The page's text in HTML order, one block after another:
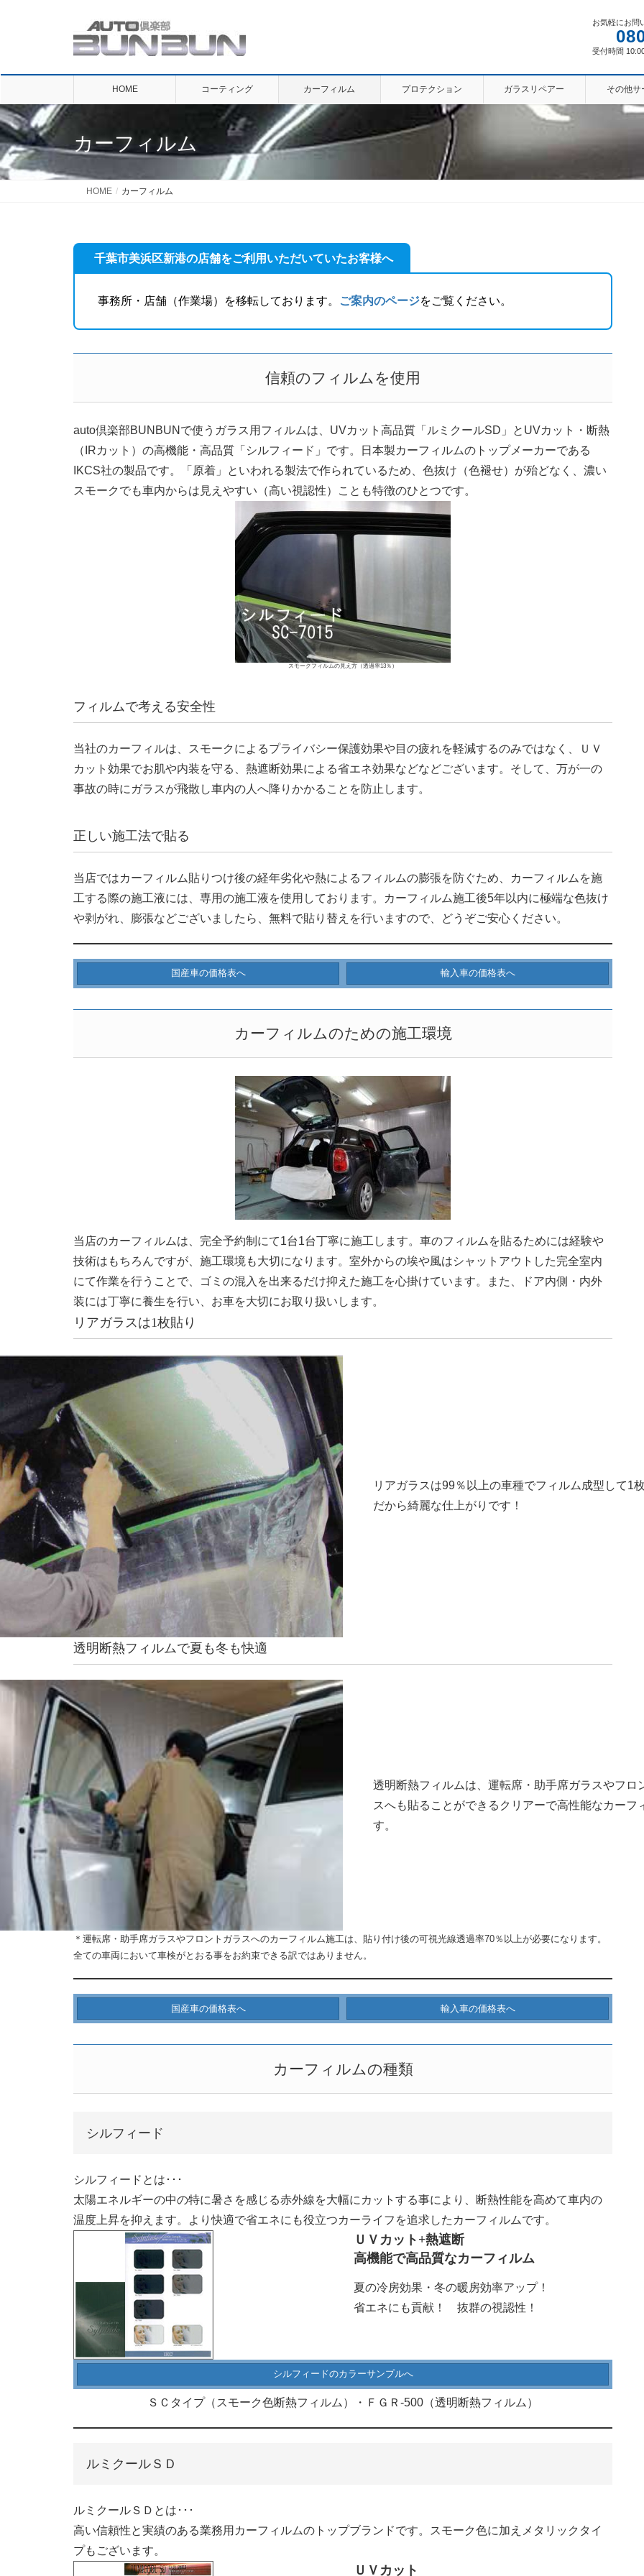
お気軽にお問
受付時間
HOME コーティング カーフィルム プロテクション ガラスリペアー その他サ
カーフィルム
HOME カーフィルム
千葉市美浜区新港の店舗をご利用いただいていたお客様へ
事務所・店舗（作業場）を移転しております。 ご案内のページをご覧ください。
信頼のフィルムを使用
auto倶楽部BUNBUNで使うガラス用フィルムは、UVカット高品質「ルミクールSD」とUVカット・断熱
（IRカット）の高機能・高品質「シルフィード」です。日本製カーフィルムのトップメーカーである
IKCS社の製品です。「原着」といわれる製法で作られているため、色抜け（色褪せ）が殆どなく、濃い
スモークでも車内からは見えやすい（高い視認性）ことも特徴のひとつです。
スモークフィルムの見え方（透過率13％）
フィルムで考える安全性
当社のカーフィルは、スモークによるプライバシー保護効果や目の疲れを軽減するのみではなく、ＵＶ
カット効果でお肌や内装を守る、熱遮断効果による省エネ効果などなどございます。そして、万が一の
事故の時にガラスが飛散し車内の人へ降りかかることを防止します。
正しい施工法で貼る
当店ではカーフィルム貼りつけ後の経年劣化や熱によるフィルムの膨張を防ぐため、カーフィルムを施
工する際の施工液には、専用の施工液を使用しております。カーフィルム施工後5年以内に極端な色抜け
や剥がれ、膨張などございましたら、無料で貼り替えを行いますので、どうぞご安心ください。
国産車の価格表へ 輸入車の価格表へ
カーフィルムのための施工環境
当店のカーフィルムは、完全予約制にて1台1台丁寧に施工します。車のフィルムを貼るためには経験や
技術はもちろんですが、施工環境も大切になります。室外からの埃や風はシャットアウトした完全室内
にて作業を行うことで、ゴミの混入を出来るだけ抑えた施工を心掛けています。また、ドア内側・内外
装には丁寧に養生を行い、お車を大切にお取り扱いします。
リアガラスは1枚貼り
リアガラスは99％以上の車種でフィルム成型して1
だから綺麗な仕上がりです！
透明断熱フィルムで夏も冬も快適
透明断熱フィルムは、運転席・助手席ガラスやフロ
スへも貼ることができるクリアーで高性能なカーフ
す。
＊運転席・助手席ガラスやフロントガラスへのカーフィルム施工は、貼り付け後の可視光線透過率70％以上が必要になります。
全ての車両において車検がとおる事をお約束できる訳ではありません。
国産車の価格表へ 輸入車の価格表へ
カーフィルムの種類
シルフィード
シルフィードとは･･･
太陽エネルギーの中の特に暑さを感じる赤外線を大幅にカットする事により、断熱性能を高めて車内の
温度上昇を抑えます。より快適で省エネにも役立つカーライフを追求したカーフィルムです。
ＵＶカット+熱遮断
高機能で高品質なカーフィルム
夏の冷房効果・冬の暖房効率アップ！
省エネにも貢献！ 抜群の視認性！
シルフィードのカラーサンプルへ
ＳＣタイプ（スモーク色断熱フィルム）・ＦＧＲ-500（透明断熱フィルム）
ルミクールＳＤ
ルミクールＳＤとは･･･
高い信頼性と実績のある業務用カーフィルムのトップブランドです。スモーク色に加えメタリックタイ
プもございます。
ＵＶカット